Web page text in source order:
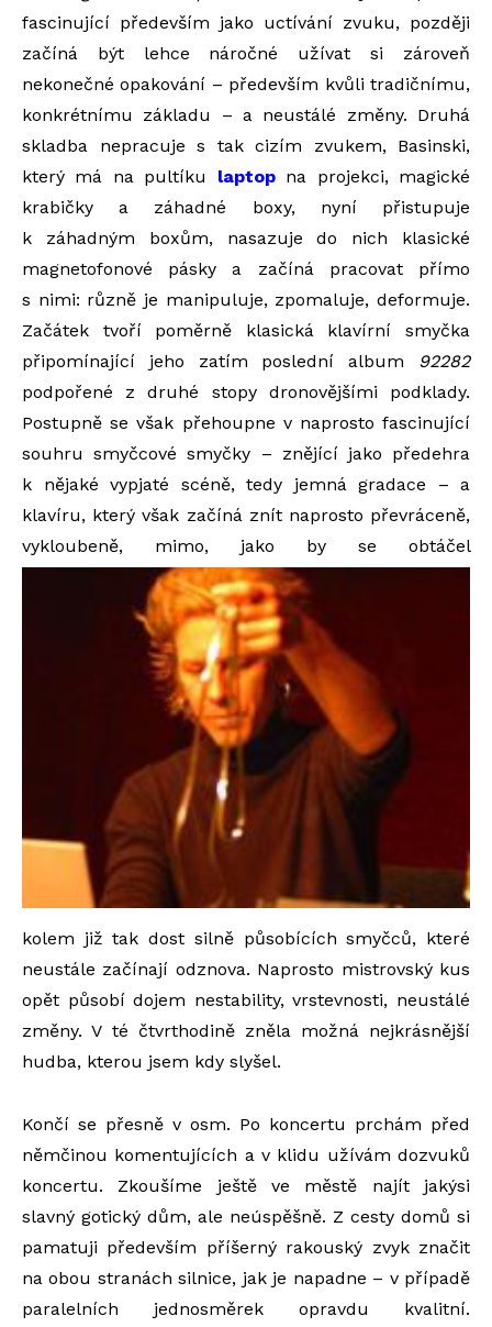
fascinující především jako uctívání zvuku, později
začíná být lehce náročné užívat si zároveň
nekonečné opakování – především kvůli tradičnímu,
konkrétnímu základu – a neustálé změny. Druhá
skladba nepracuje s tak cizím zvukem, Basinski,
který má na pultíku laptopna projekci, magické
krabičky a záhadné boxy, nyní přistupuje
k záhadným boxům, nasazuje do nich klasické
magnetofonové pásky a začíná pracovat přímo
s nimi: různě je manipuluje, zpomaluje, deformuje.
Začátek tvoří poměrně klasická klavírní smyčka
připomínající jeho zatím poslední album 92282
podpořené z druhé stopy dronovějšími podklady.
Postupně se však přehoupne v naprosto fascinující
souhru smyčcové smyčky – znějící jako předehra
k nějaké vypjaté scéně, tedy jemná gradace – a
klavíru, který však začíná znít naprosto převráceně,
vykloubeně, mimo, jako by se obtáčel
kolem již tak dost silně působících smyčců, které
neustále začínají odznova. Naprosto mistrovský kus
opět působí dojem nestability, vrstevnosti, neustálé
změny. V té čtvrthodině zněla možná nejkrásnější
hudba, kterou jsem kdy slyšel.
Končí se přesně v osm. Po koncertu prchám před
němčinou komentujících a v klidu užívám dozvuků
koncertu. Zkoušíme ještě ve městě najít jakýsi
slavný gotický dům, ale neúspěšně. Z cesty domů si
pamatuji především příšerný rakouský zvyk značit
na obou stranách silnice, jak je napadne – v případě
paralelních jednosměrek opravdu kvalitní.